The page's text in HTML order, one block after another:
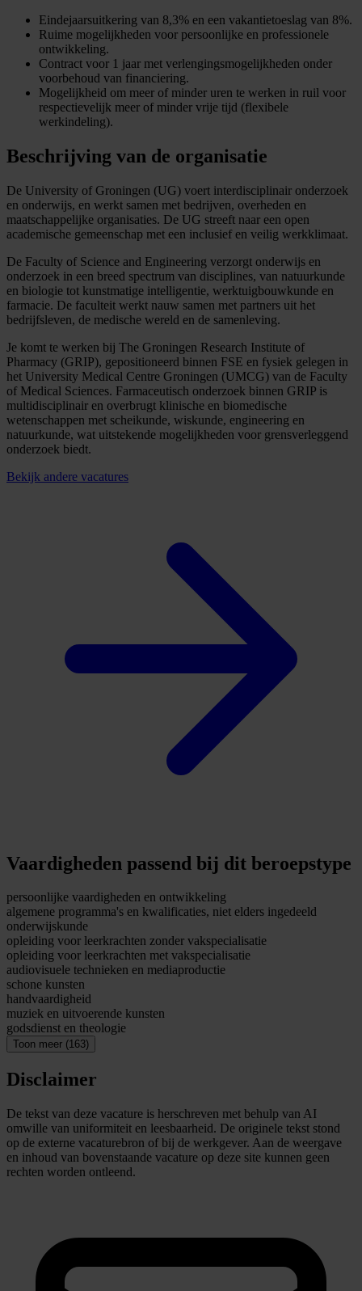
Eindejaarsuitkering van 8,3% en een vakantietoeslag van 8%.
Ruime mogelijkheden voor persoonlijke en professionele
ontwikkeling.
Contract voor 1 jaar met verlengingsmogelijkheden onder
voorbehoud van financiering.
Mogelijkheid om meer of minder uren te werken in ruil voor
respectievelijk meer of minder vrije tijd (flexibele
werkindeling).
Beschrijving van de organisatie
De University of Groningen (UG) voert interdisciplinair onderzoek
en onderwijs, en werkt samen met bedrijven, overheden en
maatschappelijke organisaties. De UG streeft naar een open
academische gemeenschap met een inclusief en veilig werkklimaat.
De Faculty of Science and Engineering verzorgt onderwijs en
onderzoek in een breed spectrum van disciplines, van natuurkunde
en biologie tot kunstmatige intelligentie, werktuigbouwkunde en
farmacie. De faculteit werkt nauw samen met partners uit het
bedrijfsleven, de medische wereld en de samenleving.
Je komt te werken bij The Groningen Research Institute of
Pharmacy (GRIP), gepositioneerd binnen FSE en fysiek gelegen in
het University Medical Centre Groningen (UMCG) van de Faculty
of Medical Sciences. Farmaceutisch onderzoek binnen GRIP is
multidisciplinair en overbrugt klinische en biomedische
wetenschappen met scheikunde, wiskunde, engineering en
natuurkunde, wat uitstekende mogelijkheden voor grensverleggend
onderzoek biedt.
Bekijk andere vacatures
Vaardigheden passend bij dit beroepstype
persoonlijke vaardigheden en ontwikkeling
algemene programma's en kwalificaties, niet elders ingedeeld
onderwijskunde
opleiding voor leerkrachten zonder vakspecialisatie
opleiding voor leerkrachten met vakspecialisatie
audiovisuele technieken en mediaproductie
schone kunsten
handvaardigheid
muziek en uitvoerende kunsten
godsdienst en theologie
Toon meer (163)
Disclaimer
De tekst van deze vacature is herschreven met behulp van AI
omwille van uniformiteit en leesbaarheid. De originele tekst stond
op de externe vacaturebron of bij de werkgever. Aan de weergave
en inhoud van bovenstaande vacature op deze site kunnen geen
rechten worden ontleend.